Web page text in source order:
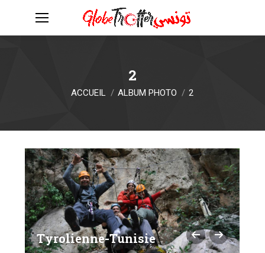
2
Vous êtes ici :ACCUEIL ALBUM PHOTO 2
Tyrolienne-Tunisie